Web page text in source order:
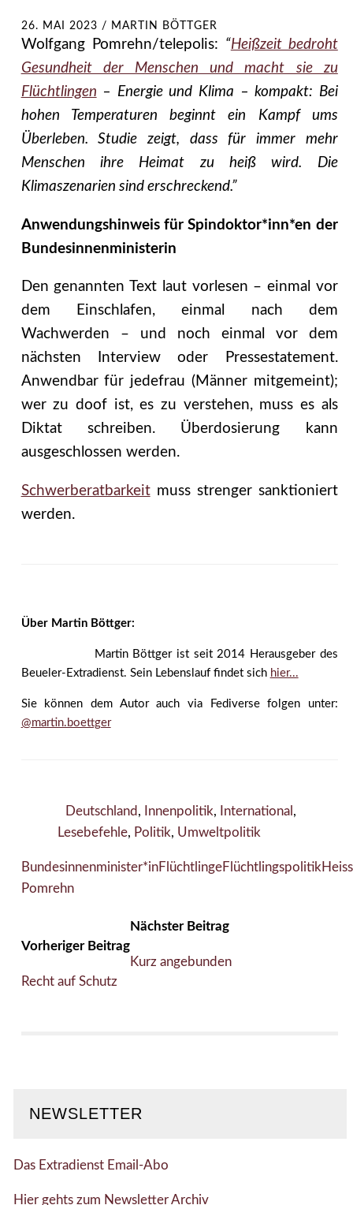
26. MAI 2023 / MARTIN BÖTTGER
Wolfgang Pomrehn/telepolis: “Heißzeit bedroht
Gesundheit der Menschen und macht sie zu
Flüchtlingen – Energie und Klima – kompakt: Bei
hohen Temperaturen beginnt ein Kampf ums
Überleben. Studie zeigt, dass für immer mehr
Menschen ihre Heimat zu heiß wird. Die
Klimaszenarien sind erschreckend.”
Anwendungshinweis für Spindoktor*inn*en der
Bundesinnenministerin
Den genannten Text laut vorlesen – einmal vor
dem Einschlafen, einmal nach dem
Wachwerden – und noch einmal vor dem
nächsten Interview oder Pressestatement.
Anwendbar für jedefrau (Männer mitgemeint);
wer zu doof ist, es zu verstehen, muss es als
Diktat schreiben. Überdosierung kann
ausgeschlossen werden.
Schwerberatbarkeitmuss strenger sanktioniert
werden.
Über Martin Böttger:
Martin Böttger ist seit 2014 Herausgeber des
Beueler-Extradienst. Sein Lebenslauf findet sich hier...
Sie können dem Autor auch via Fediverse folgen unter:
@martin.boettger
Deutschland , Innenpolitik, International ,
Lesebefehle, Politik, Umweltpolitik
Bundesinnenminister*inFlüchtlingeFlüchtlingspolitik
Pomrehn
Vorheriger Beitrag
Recht auf Schutz
Nächster Beitrag
Kurz angebunden
NEWSLETTER
Das Extradienst Email-Abo
Hier gehts zum Newsletter Archiv